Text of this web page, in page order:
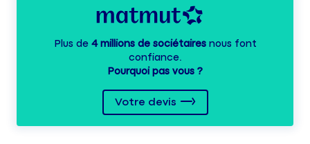
Plus de 4 millions de sociétairesnous font
confiance.
Pourquoi pas vous ?
Votre devis